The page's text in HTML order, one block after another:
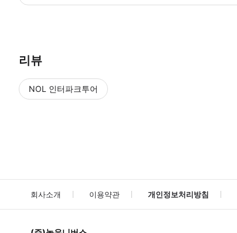
리뷰
NOL 인터파크투어
회사소개 이용약관 개인정보처리방침